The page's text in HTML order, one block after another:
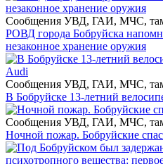
Сообщения УВД, ГАИ, МЧС,
РОВД города Бобруйска
незаконное хранение оружия
Сообщения УВД, ГАИ, МЧС,
В Бобруйске 13-летний
Сообщения УВД, ГАИ, МЧС,
Ночной пожар. Бобруйские